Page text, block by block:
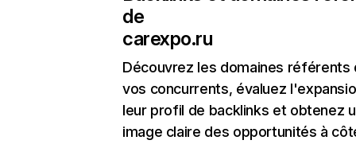
de
carexpo.ru
Découvrez les domaines référents
vos concurrents, évaluez
leur profil de backlinks et obtenez
image claire des opportunités à